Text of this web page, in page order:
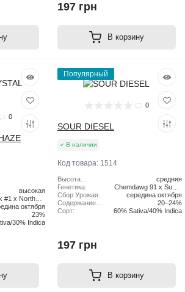
197 грн
В корзину
0
высокая
#1 x Northern
Lights x Haze
октября
23%
30% Indica
Популярный
0
SOUR DIESEL
В наличии
Код товара: 1514
Высота
растения:
средняя
Генетика:
Chemdawg 91 x Super
Skunk
Сбор Урожая:
середина октября
Содержание
ТГК:
20–24%
Сорт:
60% Sativa/40% Indica
197 грн
В корзину